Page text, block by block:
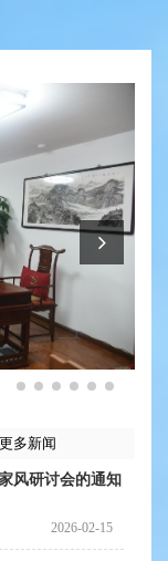
更多新闻
风研讨会的通知
2026-02-15